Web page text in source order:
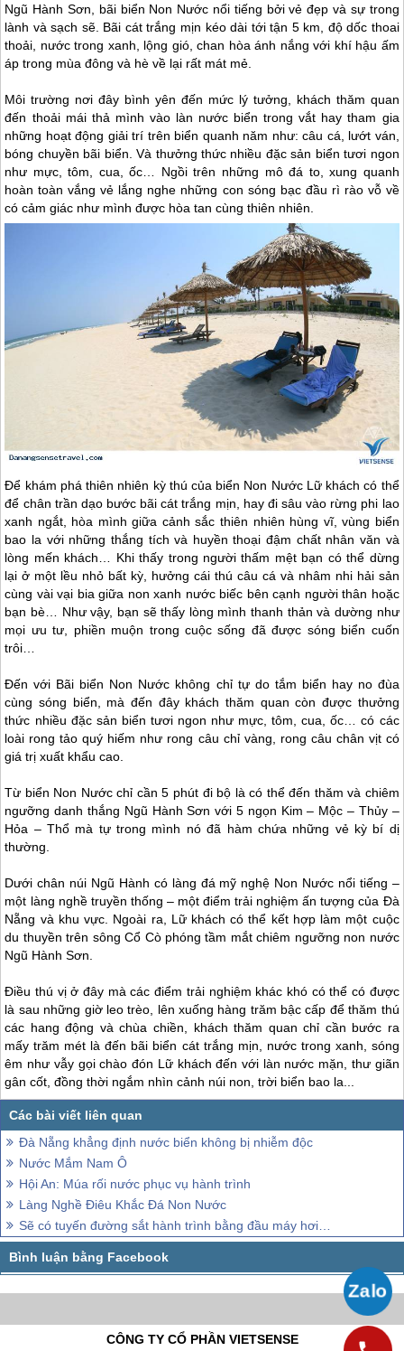
Ngũ Hành Sơn, bãi biển Non Nước nổi tiếng bởi vẻ đẹp và sự trong
lành và sạch sẽ. Bãi cát trắng mịn kéo dài tới tận 5 km, độ dốc thoai
thoải, nước trong xanh, lộng gió, chan hòa ánh nắng với khí hậu ấm
áp trong mùa đông và hè về lại rất mát mẻ.
Môi trường nơi đây bình yên đến mức lý tưởng, khách thăm quan
đến thoải mái thả mình vào làn nước biển trong vắt hay tham gia
những hoạt động giải trí trên biển quanh năm như: câu cá, lướt ván,
bóng chuyền bãi biển. Và thưởng thức nhiều đặc sản biển tươi ngon
như mực, tôm, cua, ốc… Ngồi trên những mô đá to, xung quanh
hoàn toàn vắng vẻ lắng nghe những con sóng bạc đầu rì rào vỗ về
có cảm giác như mình được hòa tan cùng thiên nhiên.
Để khám phá thiên nhiên kỳ thú của biển Non Nước Lữ khách có thể
để chân trần dạo bước bãi cát trắng mịn, hay đi sâu vào rừng phi lao
xanh ngắt, hòa mình giữa cảnh sắc thiên nhiên hùng vĩ, vùng biển
bao la với những thắng tích và huyền thoại đậm chất nhân văn và
lòng mến khách… Khi thấy trong người thấm mệt bạn có thể dừng
lại ở một lều nhỏ bất kỳ, hưởng cái thú câu cá và nhâm nhi hải sản
cùng vài vại bia giữa non xanh nước biếc bên cạnh người thân hoặc
bạn bè… Như vậy, bạn sẽ thấy lòng mình thanh thản và dường như
mọi ưu tư, phiền muộn trong cuộc sống đã được sóng biển cuốn
trôi…
Đến với Bãi biển Non Nước không chỉ tự do tắm biển hay no đùa
cùng sóng biển, mà đến đây khách thăm quan còn được thưởng
thức nhiều đặc sản biển tươi ngon như mực, tôm, cua, ốc… có các
loài rong tảo quý hiếm như rong câu chỉ vàng, rong câu chân vịt có
giá trị xuất khẩu cao.
Từ biển Non Nước chỉ cần 5 phút đi bộ là có thể đến thăm và chiêm
ngưỡng danh thắng Ngũ Hành Sơn với 5 ngọn Kim – Mộc – Thủy –
Hỏa – Thổ mà tự trong mình nó đã hàm chứa những vẻ kỳ bí dị
thường.
Dưới chân núi Ngũ Hành có làng đá mỹ nghệ Non Nước nổi tiếng –
một làng nghề truyền thống – một điểm trải nghiệm ấn tượng của Đà
Nẵng và khu vực. Ngoài ra, Lữ khách có thể kết hợp làm một cuộc
du thuyền trên sông Cổ Cò phóng tầm mắt chiêm ngưỡng non nước
Ngũ Hành Sơn.
Điều thú vị ở đây mà các điểm trải nghiệm khác khó có thể có được
là sau những giờ leo trèo, lên xuống hàng trăm bậc cấp để thăm thú
các hang động và chùa chiền, khách thăm quan chỉ cần bước ra
mấy trăm mét là đến bãi biển cát trắng mịn, nước trong xanh, sóng
êm như vẫy gọi chào đón Lữ khách đến với làn nước mặn, thư giãn
gân cốt, đồng thời ngắm nhìn cảnh núi non, trời biển bao la...
Đà Nẵng khẳng định nước biển không bị nhiễm độc
Nước Mắm Nam Ô
Hội An: Múa rối nước phục vụ hành trình
Làng Nghề Điêu Khắc Đá Non Nước
Sẽ có tuyến đường sắt hành trình bằng đầu máy hơi nước Huế- Đà Nẵng
CÔNG TY CỔ PHẦN VIETSENSE